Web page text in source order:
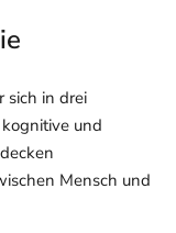
sich in drei
und
Mensch und